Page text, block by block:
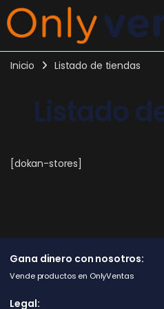
Inicio Listado de tiendas
Listado
[dokan-stores]
Gana dinero con nosotros:
Vende productos en OnlyVentas
Legal: